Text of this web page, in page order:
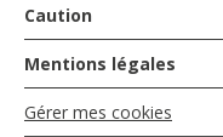
Caution
Mentions légales
Gérer mes cookies